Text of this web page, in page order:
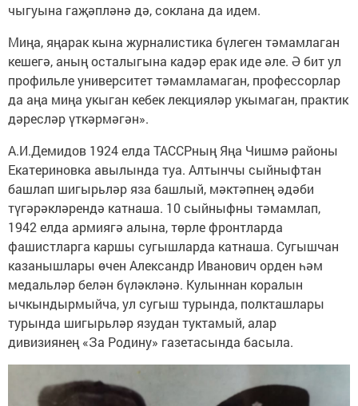
чыгуына гаҗәпләнә дә, соклана да идем.
Миңа, яңарак кына журналистика бүлеген тәмамлаган
кешегә, аның осталыгына кадәр ерак иде әле. Ә бит ул
профильле университет тәмамламаган, профессорлар
да аңа миңа укыган кебек лекцияләр укымаган, практик
дәресләр үткәрмәгән».
А.И.Демидов 1924 елда ТАССРның Яңа Чишмә районы
Екатериновка авылында туа. Алтынчы сыйныфтан
башлап шигырьләр яза башлый, мәктәпнең әдәби
түгәрәкләрендә катнаша. 10 сыйныфны тәмамлап,
1942 елда армиягә алына, төрле фронтларда
фашистларга каршы сугышларда катнаша. Сугышчан
казанышлары өчен Александр Иванович орден һәм
медальләр белән бүләкләнә. Кулыннан коралын
ычкындырмыйча, ул сугыш турында, полкташлары
турында шигырьләр язудан туктамый, алар
дивизиянең «За Родину» газетасында басыла.